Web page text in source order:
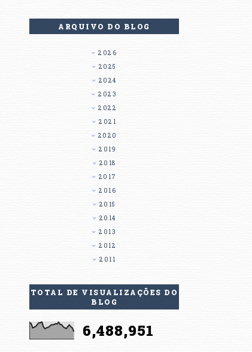
ARQUIVO DO BLOG
2026
2025
2024
2023
2022
2021
2020
2019
2018
2017
2016
2015
2014
2013
2012
2011
TOTAL DE VISUALIZAÇÕES DO
BLOG
6,488,951